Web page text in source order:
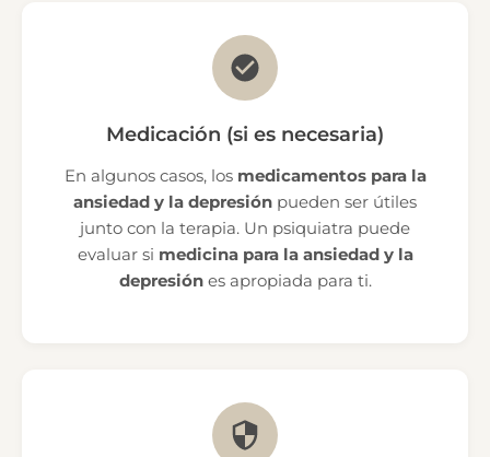
Medicación (si es necesaria)
En algunos casos, los medicamentos para la
ansiedad y la depresión pueden ser útiles
junto con la terapia. Un psiquiatra puede
evaluar si medicina para la ansiedad y la
depresiónes apropiada para ti.